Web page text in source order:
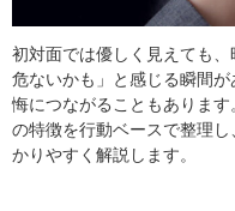
初対面では優しく見えても
危ないかも」と感じる瞬間
悔につながることもありま
の特徴を行動ベースで整理
かりやすく解説します。